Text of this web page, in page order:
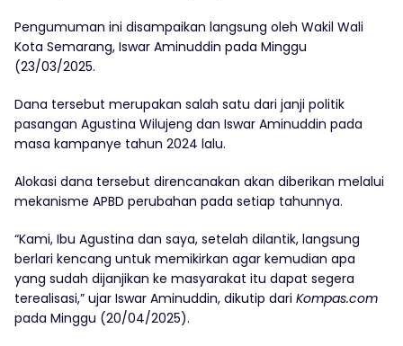
Pengumuman ini disampaikan langsung oleh Wakil Wali
Kota Semarang, Iswar Aminuddin pada Minggu
(23/03/2025.
Dana tersebut merupakan salah satu dari janji politik
pasangan Agustina Wilujeng dan Iswar Aminuddin pada
masa kampanye tahun 2024 lalu.
Alokasi dana tersebut direncanakan akan diberikan melalui
mekanisme APBD perubahan pada setiap tahunnya.
“Kami, Ibu Agustina dan saya, setelah dilantik, langsung
berlari kencang untuk memikirkan agar kemudian apa
yang sudah dijanjikan ke masyarakat itu dapat segera
terealisasi,” ujar Iswar Aminuddin, dikutip dari Kompas.com
pada Minggu (20/04/2025).